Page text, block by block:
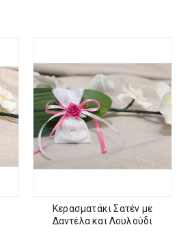
Κερασματάκι Σατέν με
Δαντέλα και Λουλούδι